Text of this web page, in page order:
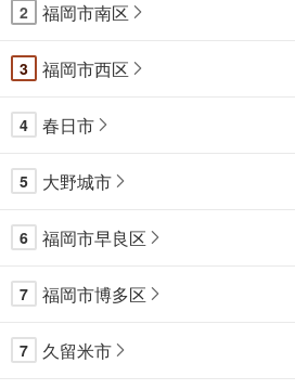
2 福岡市南区
3 福岡市西区
4 春日市
5 大野城市
6 福岡市早良区
7 福岡市博多区
7 久留米市